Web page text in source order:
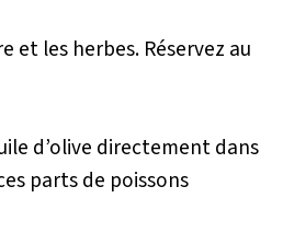
et les herbes. Réservez au
d’olive directement dans
parts de poissons